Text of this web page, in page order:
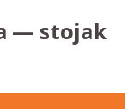
— stojak